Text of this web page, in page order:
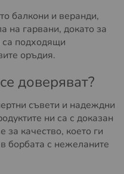
балкони и веранди,
на гарвани, докато за
подходящи
оръдия.
доверяват?
съвети и надеждни
ни са с доказан
за качество, което ги
борбата с нежеланите